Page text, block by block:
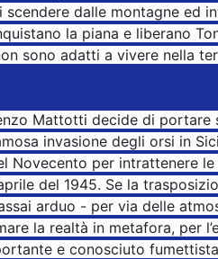
dalle montagne ed
la piana e liberano
sono adatti a vivere nella
Mattotti decide di portare
invasione degli orsi in
Novecento per intrattenere
del 1945. Se la
arduo - per via delle
la realtà in metafora, per
e conosciuto